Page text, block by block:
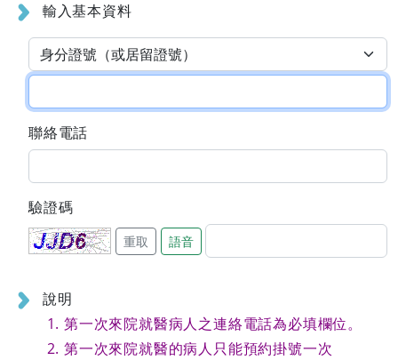
輸入基本資料
聯絡電話
驗證碼
重取 語音
說明
第一次來院就醫病人之連絡電話為必填欄位。
第一次來院就醫的病人只能預約掛號一次